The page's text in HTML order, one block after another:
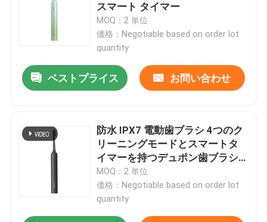
スマート タイマー
MOQ：2 単位
価格：Negotiable based on order lot
quantity
ベストプライス お問い合わせ
防水 IPX7 電動歯ブラシ 4つのク
リーニングモードとスマートタ
イマーを持つデュポン歯ブラシ
頭
MOQ：2 単位
価格：Negotiable based on order lot
quantity